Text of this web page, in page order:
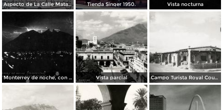
Aspecto de La Calle Matamoros ( Circulada el 8 de Abril de 1912 ). Tienda Singer 1950. Vista nocturna
Monterrey de noche, con tempestad Vista parcial Campo Turista Royal Courts